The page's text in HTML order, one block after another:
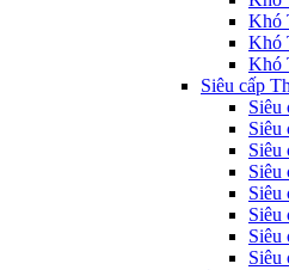
Khó
Khó
Khó
Siêu cấp
Siêu
Siêu
Siêu
Siêu
Siêu
Siêu
Siêu
Siêu